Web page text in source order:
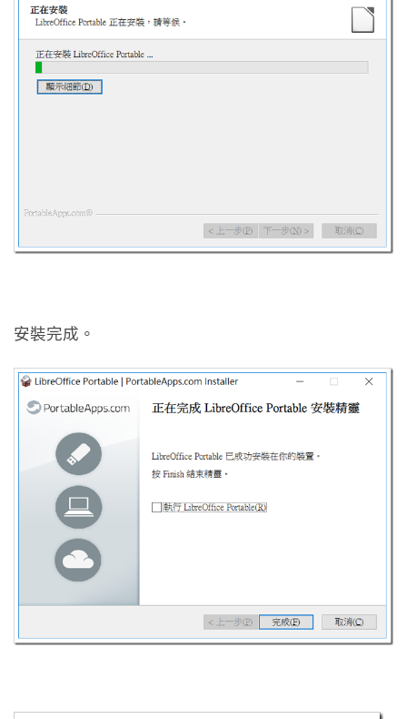
安裝完成。